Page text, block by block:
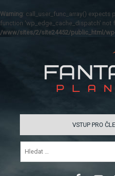
Warning: call_user_func_array() expects
function 'wp_edge_cache_dispatch' not
/www/sites/2/site24452/public_html/
VSTUP PRO